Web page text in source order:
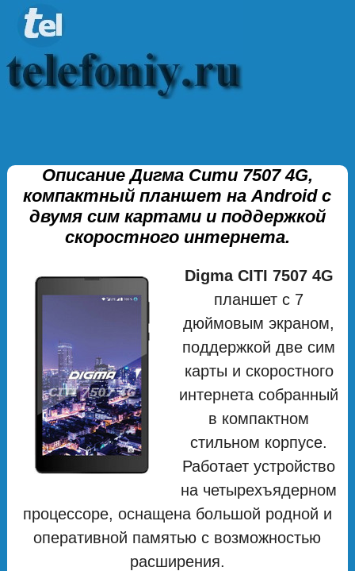
Описание Дигма Сити 7507 4G,
компактный планшет на Android с
двумя сим картами и поддержкой
скоростного интернета.
Digma CITI 7507 4G
планшет с 7
дюймовым экраном,
поддержкой две сим
карты и скоростного
интернета собранный
в компактном
стильном корпусе.
Работает устройство
на четырехъядерном
процессоре, оснащена большой родной и
оперативной памятью с возможностью
расширения.